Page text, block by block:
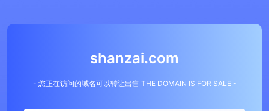
shanzai.com
- 您正在访问的域名可以转让出售 THE DOMAIN IS FOR SALE -